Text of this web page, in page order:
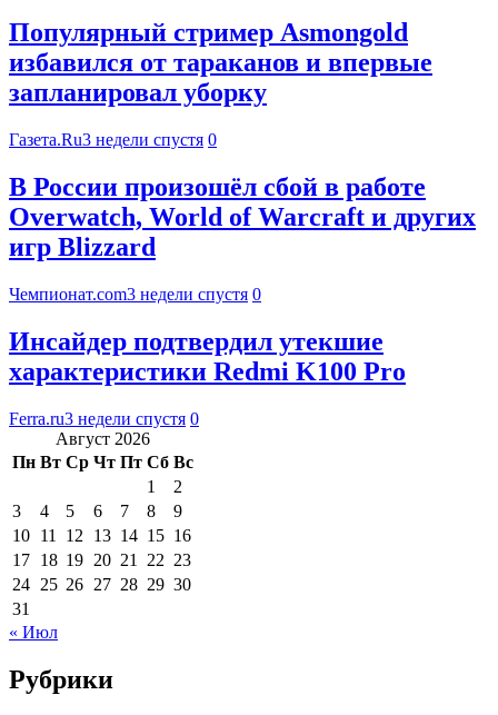
Популярный стример Asmongold
избавился от тараканов и впервые
запланировал уборку
Газета.Ru3 недели спустя 0
В России произошёл сбой в работе
Overwatch, World of Warcraft и других
игр Blizzard
Чемпионат.com3 недели спустя 0
Инсайдер подтвердил утекшие
характеристики Redmi K100 Pro
Ferra.ru3 недели спустя 0
Август 2026
Пн Вт Ср Чт Пт Сб Вс
1
2
3
4 5 6 7 8
9
10 11 12 13 14 15 16
17 18 19 20 21 22 23
24 25 26 27 28 29 30
31
« Июл
Рубрики